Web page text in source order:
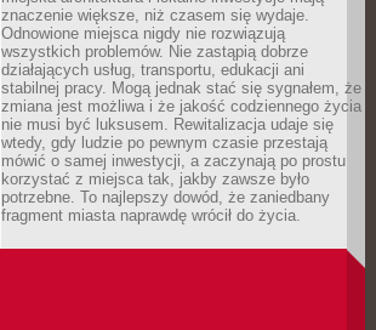
znaczenie większe, niż czasem się wydaje.
Odnowione miejsca nigdy nie rozwiązują
wszystkich problemów. Nie zastąpią dobrze
działających usług, transportu, edukacji ani
stabilnej pracy. Mogą jednak stać się sygnałem, że
zmiana jest możliwa i że jakość codziennego życia
nie musi być luksusem. Rewitalizacja udaje się
wtedy, gdy ludzie po pewnym czasie przestają
mówić o samej inwestycji, a zaczynają po prostu
korzystać z miejsca tak, jakby zawsze było
potrzebne. To najlepszy dowód, że zaniedbany
fragment miasta naprawdę wrócił do życia.